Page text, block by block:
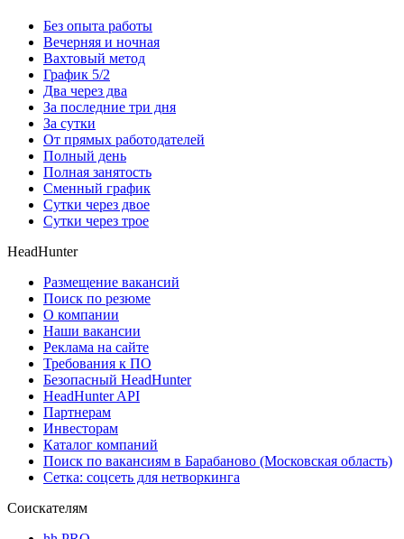
Без опыта работы
Вечерняя и ночная
Вахтовый метод
График 5/2
Два через два
За последние три дня
За сутки
От прямых работодателей
Полный день
Полная занятость
Сменный график
Сутки через двое
Сутки через трое
HeadHunter
Размещение вакансий
Поиск по резюме
О компании
Наши вакансии
Реклама на сайте
Требования к ПО
Безопасный HeadHunter
HeadHunter API
Партнерам
Инвесторам
Каталог компаний
Поиск по вакансиям в Барабаново (Московская область)
Сетка: соцсеть для нетворкинга
Соискателям